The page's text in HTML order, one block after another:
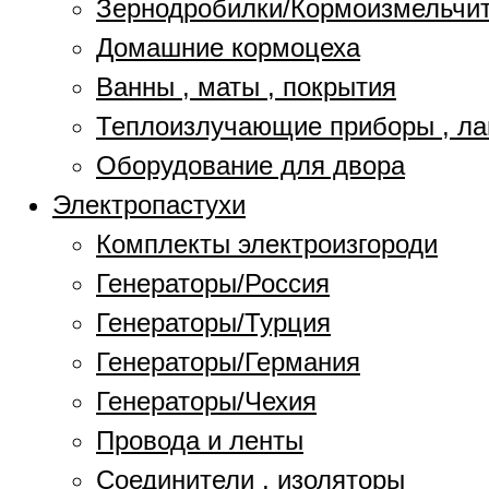
Зернодробилки/
Домашние кормоцеха
Ванны , маты , покрытия
Теплоизлучающие приборы ,
Оборудование для двора
Электропастухи
Комплекты электроизгороди
Генераторы/Россия
Генераторы/Турция
Генераторы/Германия
Генераторы/Чехия
Провода и ленты
Соединители , изоляторы